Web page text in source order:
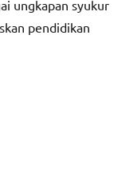
ungkapan syukur
pendidikan